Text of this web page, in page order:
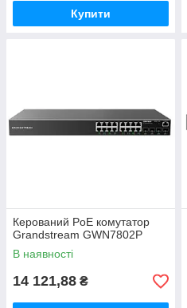
Купити
Керований PoE комутатор
Grandstream GWN7802P
В наявності
14 121,88 ₴